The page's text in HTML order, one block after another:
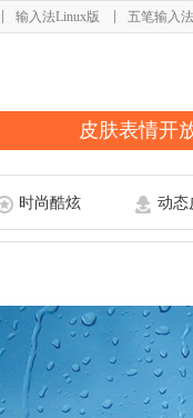
输入法Linux版 五笔输入法
皮肤表情开
时尚酷炫 动态